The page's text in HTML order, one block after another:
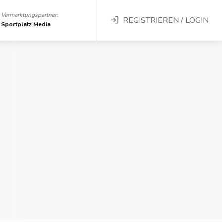
Vermarktungspartner:
Sportplatz Media
REGISTRIEREN / LOGIN